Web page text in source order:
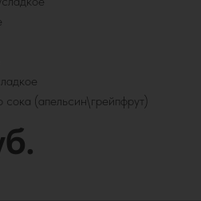
(апельсин\грейпфрут)